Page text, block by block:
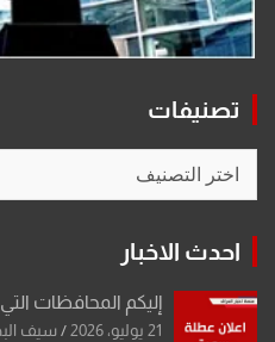
تصنيفات
تصنيفات
احدث الاخبار
إليكم المحافظات
21 يوليو، 2026 سيف